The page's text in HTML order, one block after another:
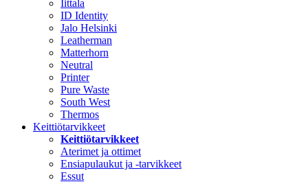
Iittala
ID Identity
Jalo Helsinki
Leatherman
Matterhorn
Neutral
Printer
Pure Waste
South West
Thermos
Keittiötarvikkeet
Keittiötarvikkeet
Aterimet ja ottimet
Ensiapulaukut ja -tarvikkeet
Essut